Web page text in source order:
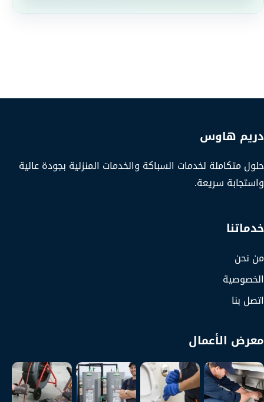
دريم هاوس
حلول متكاملة لخدمات السباكة والخدمات المنزلية بجودة عالية
واستجابة سريعة.
خدماتنا
من نحن
الخصوصية
اتصل بنا
معرض الأعمال